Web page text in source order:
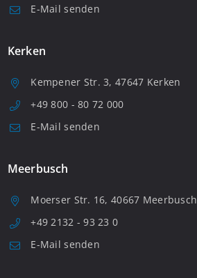
E-Mail senden
Kerken
Kempener Str. 3, 47647 Kerken
+49 800 - 80 72 000
E-Mail senden
Meerbusch
Moerser Str. 16, 40667 Meerbusch
+49 2132 - 93 23 0
E-Mail senden